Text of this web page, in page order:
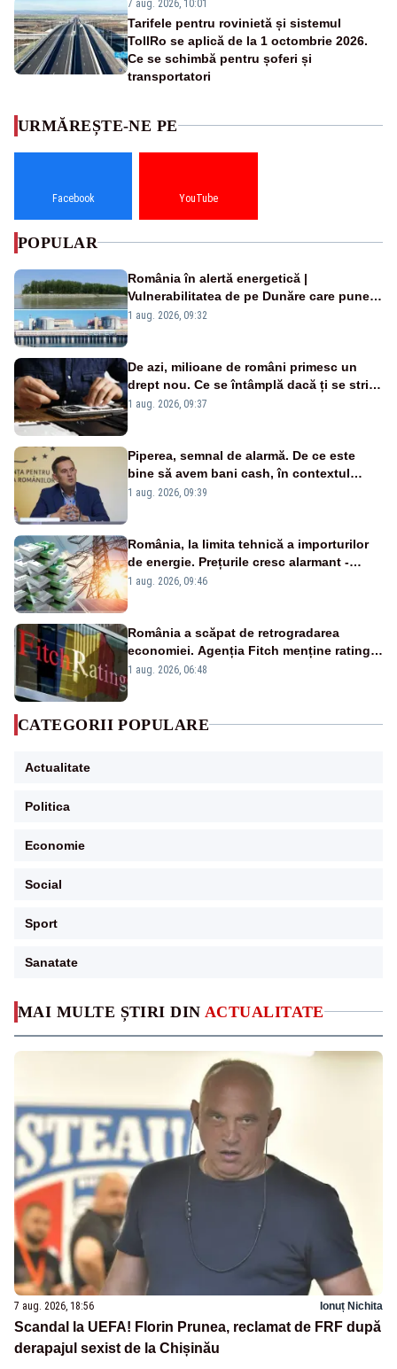
7 aug. 2026, 10:01
Tarifele pentru rovinietă și sistemul
TollRo se aplică de la 1 octombrie 2026.
Ce se schimbă pentru șoferi și
transportatori
MAI MULTE ȘTIRI DIN ACTUALITATE
7 aug. 2026, 18:56 Ionuț Nichita
Scandal la UEFA! Florin Prunea, reclamat de FRF după
derapajul sexist de la Chișinău
URMĂREȘTE-NE PE
Facebook YouTube
POPULAR
România în alertă energetică |
Vulnerabilitatea de pe Dunăre care pune
în pericol Centrala Cernavodă era
1 aug. 2026, 09:32
De azi, milioane de români primesc un
drept nou. Ce se întâmplă dacă ți se strică
un produs
1 aug. 2026, 09:37
Piperea, semnal de alarmă. De ce este
bine să avem bani cash, în contextul
alertei energetice?
1 aug. 2026, 09:39
România, la limita tehnică a importurilor
de energie. Prețurile cresc alarmant -
Analiză Realitatea Plus
1 aug. 2026, 09:46
România a scăpat de retrogradarea
economiei. Agenția Fitch menține ratingul
„BBB-” cu perspectivă negativă
1 aug. 2026, 06:48
CATEGORII POPULARE
Actualitate
Politica
Economie
Social
Sport
Sanatate